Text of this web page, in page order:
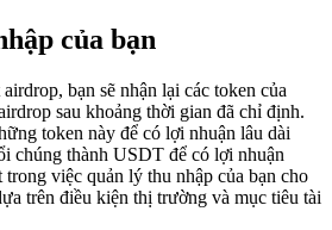
của bạn
bạn sẽ nhận lại các token của
sau khoảng thời gian đã chỉ định.
token này để có lợi nhuận lâu dài
chúng thành USDT để có lợi nhuận
việc quản lý thu nhập của bạn cho
trên điều kiện thị trường và mục tiêu tài